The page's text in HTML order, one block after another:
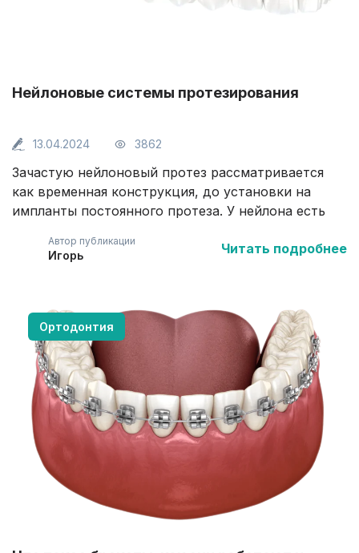
Нейлоновые системы протезирования
13.04.2024 3862
Зачастую нейлоновый протез рассматривается
как временная конструкция, до установки на
импланты постоянного протеза. У нейлона есть
пластмассой (акрилом). Примечательно, что
такого решения есть и недостатки.
Автор публикации
Игорь Читать подробнее
Ортодонтия